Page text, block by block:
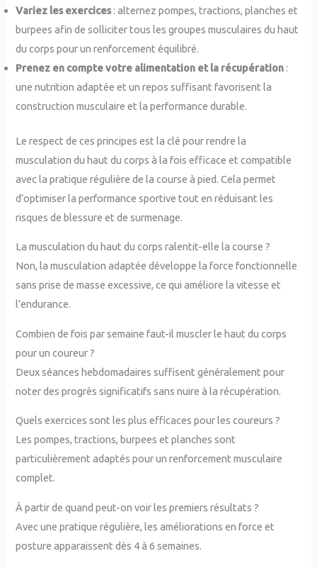
Variez les exercices: alternez pompes, tractions, planches et
burpees afin de solliciter tous les groupes musculaires du haut
du corps pour un renforcement équilibré.
Prenez en compte votre alimentation et la récupération :
une nutrition adaptée et un repos suffisant favorisent la
construction musculaire et la performance durable.
Le respect de ces principes est la clé pour rendre la
musculation du haut du corps à la fois efficace et compatible
avec la pratique régulière de la course à pied. Cela permet
d’optimiser la performance sportive tout en réduisant les
risques de blessure et de surmenage.
La musculation du haut du corps ralentit-elle la course ?
Non, la musculation adaptée développe la force fonctionnelle
sans prise de masse excessive, ce qui améliore la vitesse et
l’endurance.
Combien de fois par semaine faut-il muscler le haut du corps
pour un coureur ?
Deux séances hebdomadaires suffisent généralement pour
noter des progrès significatifs sans nuire à la récupération.
Quels exercices sont les plus efficaces pour les coureurs ?
Les pompes, tractions, burpees et planches sont
particulièrement adaptés pour un renforcement musculaire
complet.
À partir de quand peut-on voir les premiers résultats ?
Avec une pratique régulière, les améliorations en force et
posture apparaissent dès 4 à 6 semaines.